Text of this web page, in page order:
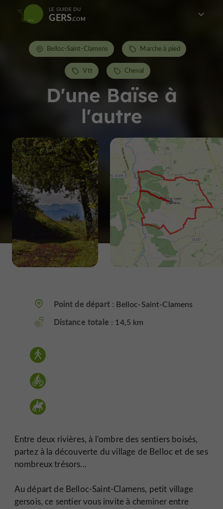
LE GUIDE DU
GERS
D'une Baïse à
l'autre
Belloc-Saint-Clamens Marche à pied
Vtt Cheval
Point de départ : Belloc-Saint-Clamens
Distance totale : 14,5 km
Entre deux rivières, à l'ombre des sentiers boisés,
partez à la découverte du village de Belloc et de ses
nombreux trésors...
Au départ de Belloc-Saint-Clamens, petit village
gersois, ce sentier vous invite à cheminer entre